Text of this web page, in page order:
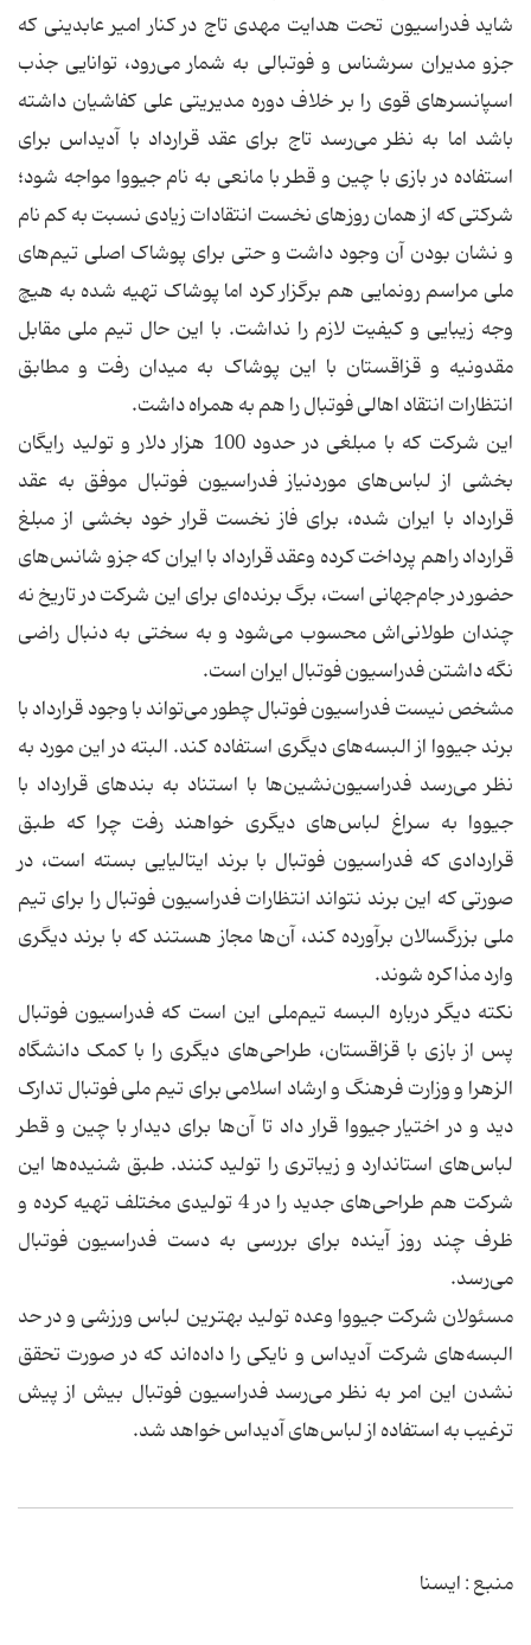
شاید فدراسیون تحت هدایت مهدی تاج در کنار امیر عابدینی که
جزو مدیران سرشناس و فوتبالی به شمار می‌رود، توانایی جذب
اسپانسرهای قوی را بر خلاف دوره مدیریتی علی کفاشیان داشته
باشد اما به نظر می‌رسد تاج برای عقد قرارداد با آدیداس برای
استفاده در بازی با چین و قطر با مانعی به نام جیووا مواجه شود؛
شرکتی که از همان روزهای نخست انتقادات زیادی نسبت به کم نام
و نشان بودن آن وجود داشت و حتی برای پوشاک اصلی تیم‌های
ملی مراسم رونمایی هم برگزار کرد اما پوشاک تهیه شده به هیچ
وجه زیبایی و کیفیت لازم را نداشت. با این حال تیم ملی مقابل
مقدونیه و قزاقستان با این پوشاک به میدان رفت و مطابق
انتظارات انتقاد اهالی فوتبال را هم به همراه داشت.
این شرکت که با مبلغی در حدود 100 هزار دلار و تولید رایگان
بخشی از لباس‌های موردنیاز فدراسیون فوتبال موفق به عقد
قرارداد با ایران شده، برای فاز نخست قرار خود بخشی از مبلغ
قرارداد راهم پرداخت کرده وعقد قرارداد با ایران که جزو شانس‌های
حضور در جام‌جهانی است، برگ برنده‌ای برای این شرکت در تاریخ نه
چندان طولانی‌اش محسوب می‌شود و به سختی به دنبال راضی
نگه داشتن فدراسیون فوتبال ایران است.
مشخص نیست فدراسیون فوتبال چطور می‌تواند با وجود قرارداد با
برند جیووا از البسه‌های دیگری استفاده کند. البته در این مورد به
نظر می‌رسد فدراسیون‌نشین‌ها با استناد به بندهای قرارداد با
جیووا به سراغ لباس‌های دیگری خواهند رفت چرا که طبق
قراردادی که فدراسیون فوتبال با برند ایتالیایی بسته است، در
صورتی که این برند نتواند انتظارات فدراسیون فوتبال را برای تیم
ملی بزرگسالان برآورده کند، آن‌ها مجاز هستند که با برند دیگری
وارد مذاکره شوند.
نکته دیگر درباره البسه تیم‌ملی این است که فدراسیون فوتبال
پس از بازی با قزاقستان، طراحی‌های دیگری را با کمک دانشگاه
الزهرا و وزارت فرهنگ و ارشاد اسلامی برای تیم ملی فوتبال تدارک
دید و در اختیار جیووا قرار داد تا آن‌ها برای دیدار با چین و قطر
لباس‌های استاندارد و زیباتری را تولید کنند. طبق شنیده‌ها این
شرکت هم طراحی‌های جدید را در 4 تولیدی مختلف تهیه کرده و
ظرف چند روز آینده برای بررسی به دست فدراسیون فوتبال
می‌رسد.
مسئولان شرکت جیووا وعده تولید بهترین لباس ورزشی و در حد
البسه‌های شرکت آدیداس و نایکی را داده‌اند که در صورت تحقق
نشدن این امر به نظر می‌رسد فدراسیون فوتبال بیش از پیش
ترغیب به استفاده از لباس‌های آدیداس خواهد شد.
منبع : ایسنا